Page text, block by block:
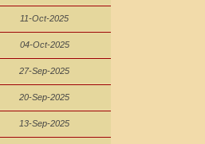
11-Oct-2025
04-Oct-2025
27-Sep-2025
20-Sep-2025
13-Sep-2025